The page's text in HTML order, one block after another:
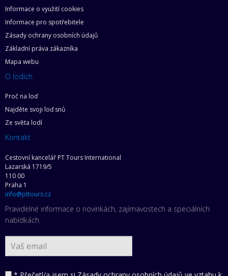
Informace o využití cookies
Informace pro spotřebitele
Zásady ochrany osobních údajů
Základní práva zákazníka
Mapa webu
O lodích
Proč na loď
Najděte svoji loď snů
Ze světa lodí
Kontakt
Cestovní kancelář PT Tours International
Lazarská 1719/5
110 00
Praha 1
info@pttours.cz
Pravidelné informace o novinkách, zajímavostech a speciálních
nabídkách.